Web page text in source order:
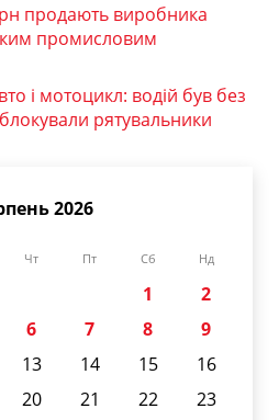
продають виробника
промисловим
і мотоцикл: водій був без
рятувальники
2026
Чт Пт Сб Нд
1
2
6 7 8
9
13 14 15
16
20 21 22
23